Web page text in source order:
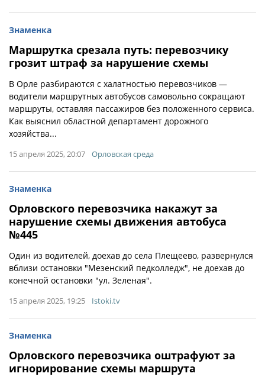
Знаменка
Маршрутка срезала путь: перевозчику
грозит штраф за нарушение схемы
В Орле разбираются с халатностью перевозчиков —
водители маршрутных автобусов самовольно сокращают
маршруты, оставляя пассажиров без положенного сервиса.
Как выяснил областной департамент дорожного
хозяйства...
15 апреля 2025, 20:07 Орловская среда
Знаменка
Орловского перевозчика накажут за
нарушение схемы движения автобуса
№445
Один из водителей, доехав до села Плещеево, развернулся
вблизи остановки "Мезенский педколледж", не доехав до
конечной остановки "ул. Зеленая".
15 апреля 2025, 19:25 Istoki.tv
Знаменка
Орловского перевозчика оштрафуют за
игнорирование схемы маршрута